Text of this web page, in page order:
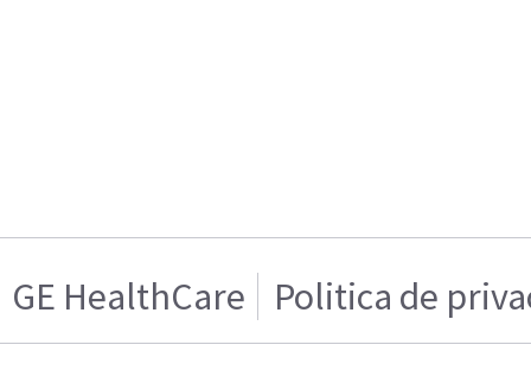
GE HealthCare Politica de